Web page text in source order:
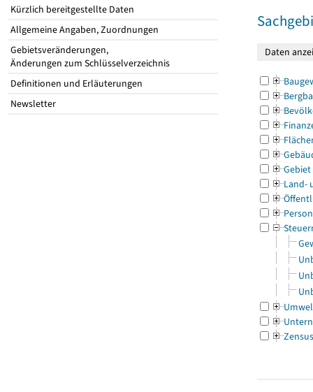
Kürzlich bereitgestellte Daten
Allgemeine Angaben, Zuordnungen
Gebietsveränderungen,
Änderungen zum Schlüsselverzeichnis
Definitionen und Erläuterungen
Newsletter
Gebiet
Land-
Zensus